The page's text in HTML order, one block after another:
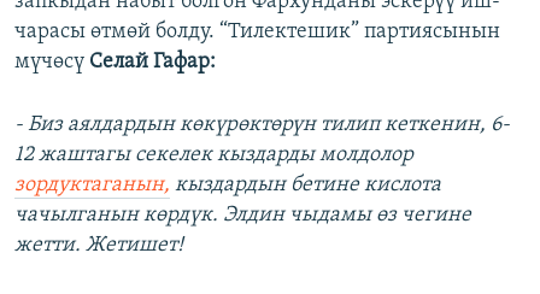
чарасы өтмөй болду. “Тилектешик” партиясынын
мүчөсү Селай Гафар:
- Биз аялдардын көкүрөктөрүн тилип кеткенин, 6-
12 жаштагы секелек кыздарды молдолор
зордуктаганын, кыздардын бетине кислота
чачылганын көрдүк. Элдин чыдамы өз чегине
жетти. Жетишет!